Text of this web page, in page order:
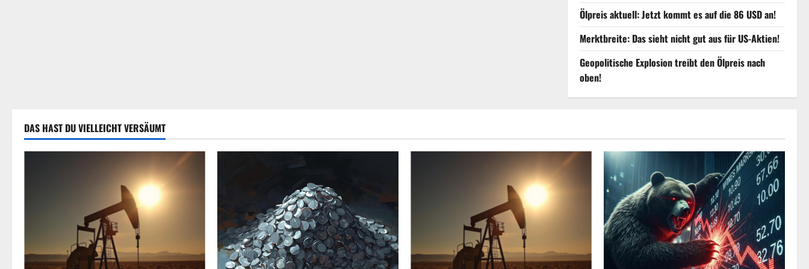
Ölpreis aktuell: Jetzt kommt es auf die 86 USD an!
Merktbreite: Das sieht nicht gut aus für US-Aktien!
Geopolitische Explosion treibt den Ölpreis nach
oben!
DAS HAST DU VIELLEICHT VERSÄUMT